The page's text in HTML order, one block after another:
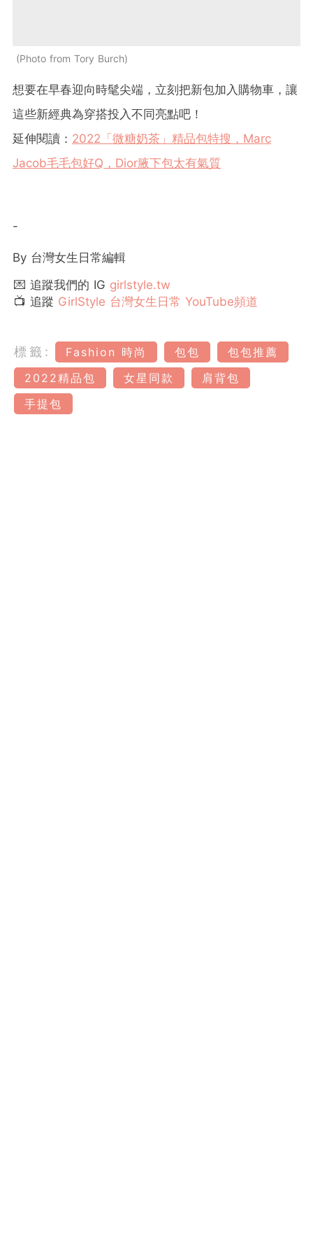
Photo from Tory Burch
想要在早春迎向時髦尖端，立刻把新包加入購物車，讓
這些新經典為穿搭投入不同亮點吧！
延伸閱讀： 2022「微糖奶茶」精品包特搜，Marc
Jacob毛毛包好Q，Dior腋下包太有氣質
-
By 台灣女生日常編輯
💌 追蹤我們的 IG girlstyle.tw
📺 追蹤 GirlStyle 台灣女生日常 YouTube頻道
標籤: Fashion 時尚 包包
包包推薦
2022精品包
女星同款
肩背包
手提包